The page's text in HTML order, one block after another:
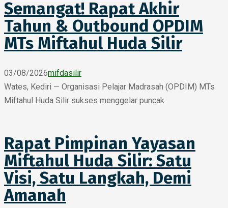
Semangat! Rapat Akhir
Tahun & Outbound OPDIM
MTs Miftahul Huda Silir
03/08/2026mifdasilir
Wates, Kediri — Organisasi Pelajar Madrasah (OPDIM) MTs
Miftahul Huda Silir sukses menggelar puncak
Rapat Pimpinan Yayasan
Miftahul Huda Silir: Satu
Visi, Satu Langkah, Demi
Amanah